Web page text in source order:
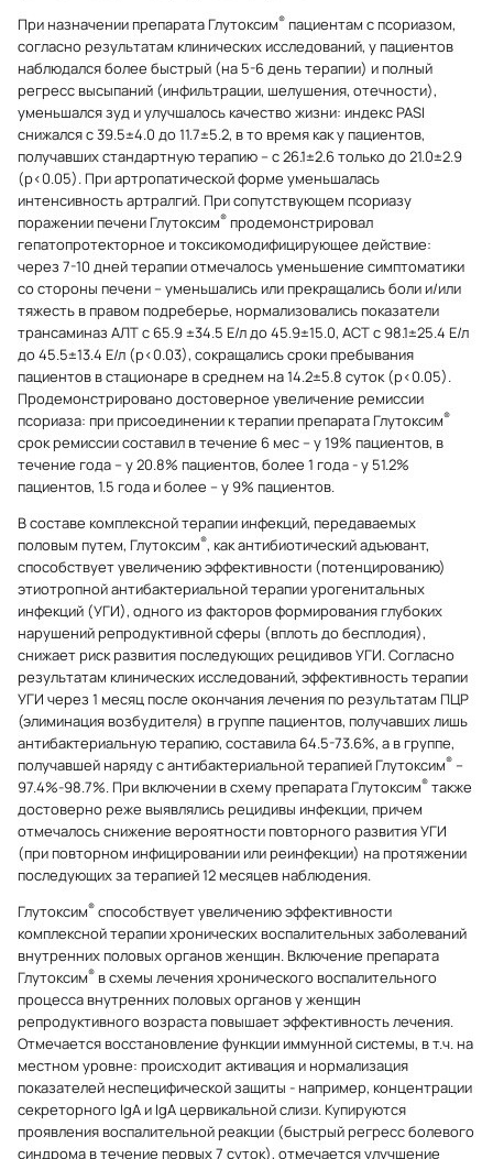
При назначении препарата Глутоксим® пациентам с псориазом,
согласно результатам клинических исследований, у пациентов
наблюдался более быстрый (на 5-6 день терапии) и полный
регресс высыпаний (инфильтрации, шелушения, отечности),
уменьшался зуд и улучшалось качество жизни: индекс PASI
снижался с 39.5±4.0 до 11.7±5.2, в то время как у пациентов,
получавших стандартную терапию – с 26.1±2.6 только до 21.0±2.9
(р<0.05). При артропатической форме уменьшалась
интенсивность артралгий. При сопутствующем псориазу
поражении печени Глутоксим® продемонстрировал
гепатопротекторное и токсикомодифицирующее действие:
через 7-10 дней терапии отмечалось уменьшение симптоматики
со стороны печени – уменьшались или прекращались боли и/или
тяжесть в правом подреберье, нормализовались показатели
трансаминаз АЛТ с 65.9 ±34.5 Е/л до 45.9±15.0, АСТ с 98.1±25.4 Е/л
до 45.5±13.4 Е/л (р<0.03), сокращались сроки пребывания
пациентов в стационаре в среднем на 14.2±5.8 суток (р<0.05).
Продемонстрировано достоверное увеличение ремиссии
псориаза: при присоединении к терапии препарата Глутоксим®
срок ремиссии составил в течение 6 мес – у 19% пациентов, в
течение года – у 20.8% пациентов, более 1 года - у 51.2%
пациентов, 1.5 года и более – у 9% пациентов.
В составе комплексной терапии инфекций, передаваемых
половым путем, Глутоксим®, как антибиотический адъювант,
способствует увеличению эффективности (потенцированию)
этиотропной антибактериальной терапии урогенитальных
инфекций (УГИ), одного из факторов формирования глубоких
нарушений репродуктивной сферы (вплоть до бесплодия),
снижает риск развития последующих рецидивов УГИ. Согласно
результатам клинических исследований, эффективность терапии
УГИ через 1 месяц после окончания лечения по результатам ПЦР
(элиминация возбудителя) в группе пациентов, получавших лишь
антибактериальную терапию, составила 64.5-73.6%, а в группе,
получавшей наряду с антибактериальной терапией Глутоксим® –
97.4%-98.7%. При включении в схему препарата Глутоксим® также
достоверно реже выявлялись рецидивы инфекции, причем
отмечалось снижение вероятности повторного развития УГИ
(при повторном инфицировании или реинфекции) на протяжении
последующих за терапией 12 месяцев наблюдения.
Глутоксим® способствует увеличению эффективности
комплексной терапии хронических воспалительных заболеваний
внутренних половых органов женщин. Включение препарата
Глутоксим® в схемы лечения хронического воспалительного
процесса внутренних половых органов у женщин
репродуктивного возраста повышает эффективность лечения.
Отмечается восстановление функции иммунной системы, в т.ч. на
местном уровне: происходит активация и нормализация
показателей неспецифической защиты - например, концентрации
секреторного IgA и IgA цервикальной слизи. Купируются
проявления воспалительной реакции (быстрый регресс болевого
синдрома в течение первых 7 суток), отмечается улучшение